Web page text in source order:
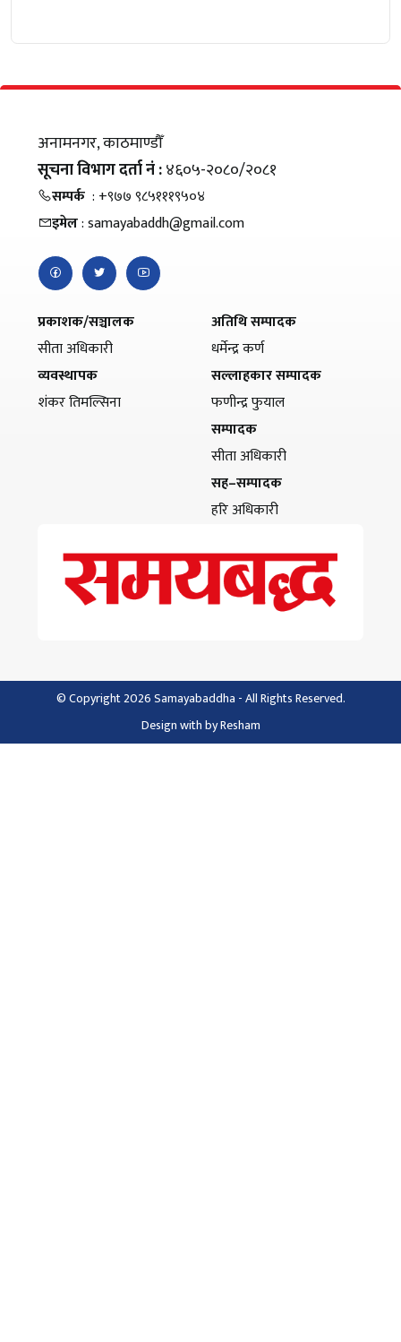
अनामनगर, काठमाण्डौँ
सूचना विभाग दर्ता नं :४६०५-२०८०/२०८१
सम्पर्क : +९७७ ९८५१११९५०४
इमेल: samayabaddh@gmail.com
प्रकाशक/सञ्चालक
सीता अधिकारी
व्यवस्थापक
शंकर तिमल्सिना
अतिथि सम्पादक
धर्मेन्द्र कर्ण
सल्लाहकार सम्पादक
फणीन्द्र फुयाल
सम्पादक
सीता अधिकारी
सह–सम्पादक
हरि अधिकारी
© Copyright 2026 Samayabaddha - All Rights Reserved.
Design withbyResham